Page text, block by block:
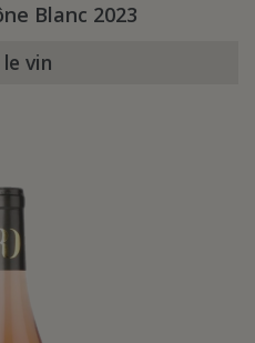
Blanc 2023
vin